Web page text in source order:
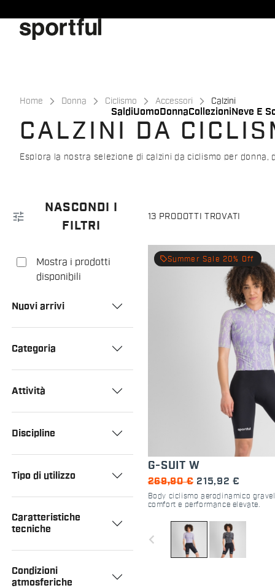
al
contenuto
alla
navigazione
SaldiUomo DonnaCollezioni Neve E
Home Donna Ciclismo Accessori Calzini
CALZINI DA
Esplora la nostra selezione di calzini da ciclismo per
tune
NASCONDI I
FILTRI
13 PRODOTTI TROVATI
Mostra i prodotti
disponibili
Nuovi arrivi
Categoria
Attività
Discipline
Tipo di utilizzo
Caratteristiche
tecniche
Condizioni
atmosferiche
local_offerSummer Sale 20% Off
G-SUIT W
269,90 € 215,92 €
Body ciclismo aerodinamico
comfort e performance elevate.
navigate_before